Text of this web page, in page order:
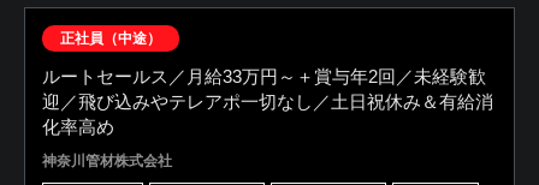
正社員（中途）
ルートセールス／月給33万円～＋賞与年2回／未経験歓
迎／飛び込みやテレアポ一切なし／土日祝休み＆有給消
化率高め
神奈川管材株式会社